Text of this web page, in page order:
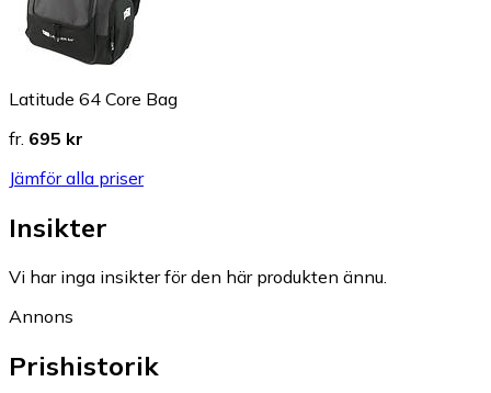
Latitude 64 Core Bag
fr. 695 kr
Jämför alla priser
Insikter
Vi har inga insikter för den här produkten ännu.
Annons
Prishistorik